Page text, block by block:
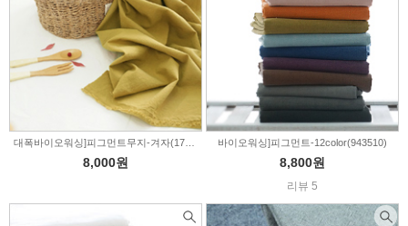
8,000원
바이오워싱]피그먼트-12color(943510)
8,800원
리뷰 5